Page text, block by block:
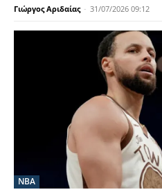
Γιώργος Αριδαίας - 31/07/2026 09:12
NBA